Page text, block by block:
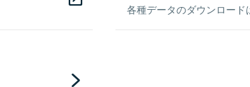
各種データのダウンロード